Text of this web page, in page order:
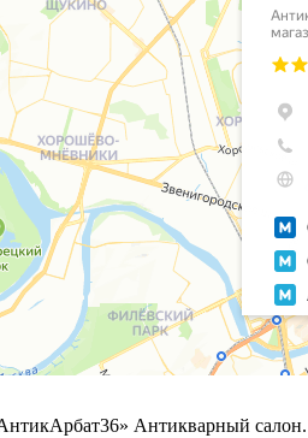
Антикварный салон.